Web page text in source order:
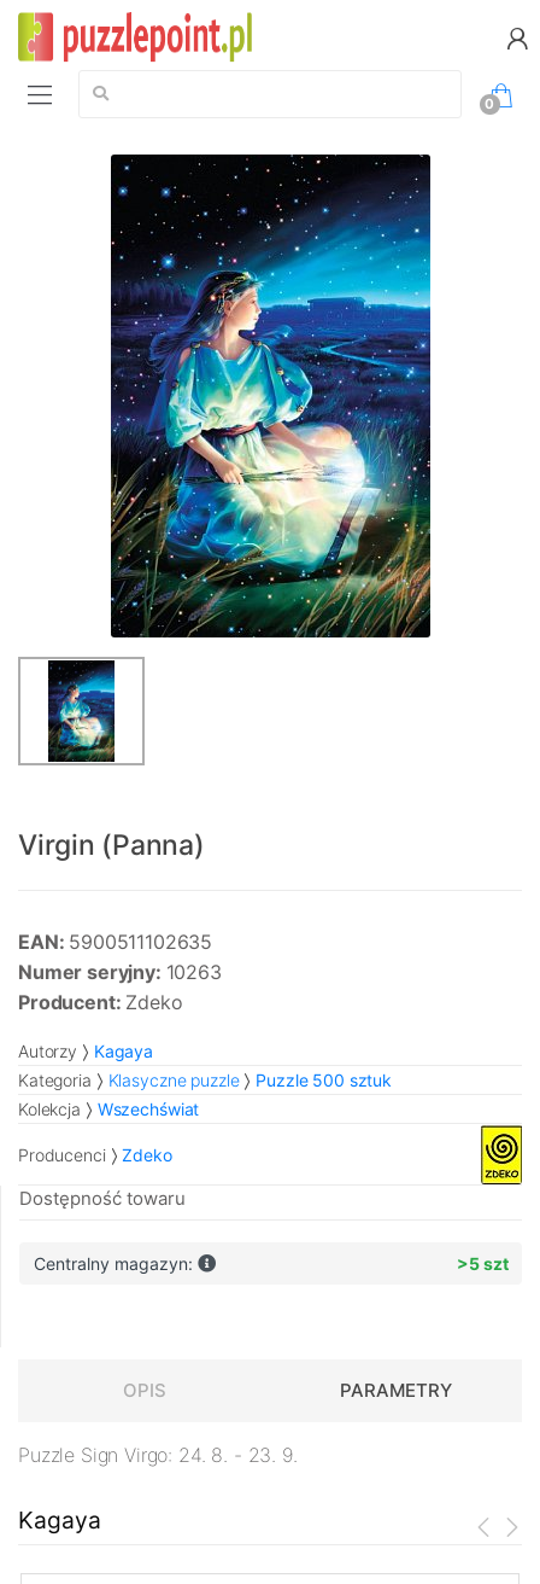
Szukaj:
0
Virgin (Panna)
EAN: 5900511102635
Numer seryjny: 10263
Producent: Zdeko
Autorzy
Kagaya
Kategoria
Klasyczne puzzle
Puzzle 500 sztuk
Kolekcja
Wszechświat
Producenci Zdeko
Dostępność towaru
Centralny magazyn: >5 szt
OPIS PARAMETRY
Puzzle Sign Virgo: 24. 8. - 23. 9.
Kagaya